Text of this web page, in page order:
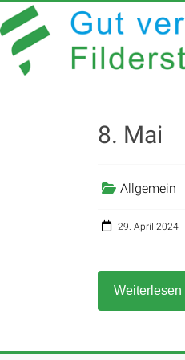
Zum
Inhalt
springen
GUT
VERSORGT
FILDERSTADT
8. Mai
Allgemein
29. April 2024
Weiterlesen